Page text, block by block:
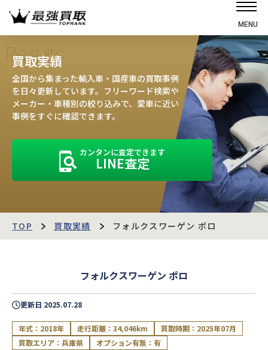
MENU
選ばれる理由
高価買取の仕組み
売却の流れ
お客様の声
運営会社
最強買取マガジン
Results
買取実績
全国から集まった輸入車・国産車の買取事例
を日々更新しています。フリーワード検索や
メーカー・車種別の絞り込みで、愛車に近い
事例をすぐに確認できます。
カンタンに査定できます
LINE査定
TOP 買取実績 フォルクスワーゲン ポロ
フォルクスワーゲン ポロ
更新日 2025.07.28
年式：2018年 走行距離：34,046km
買取時期：2025年07月
買取エリア：兵庫県
オプション有無：有